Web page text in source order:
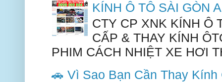
KÍNH Ô TÔ SÀI GÒN
CTY CP XNK KÍNH Ô
CẤP & THAY KÍNH
PHIM CÁCH NHIỆT XE HƠI
🚗 Vì Sao Bạn Cần Thay